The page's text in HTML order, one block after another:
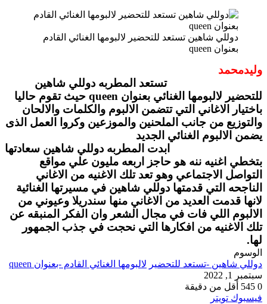
دوللي شاهين تستعد للتحضير لالبومها الغنائي القادم
بعنوان queen
وليدمحمد
تستعد المطربه دوللي شاهين
للتحضير لالبومها الغنائي بعنوان queen حيث تقوم حاليا
باختيار الاغاني التي تتضمن الالبوم والكلمات والالحان
والتوزيع من جانب الملحنين والموزعين وكروا العمل الذى
يضمن الالبوم الغنائي الجديد
ابدت المطربه دوللي شاهين سعادتها
بتخطي اغنيه ننه هو حاجز اربعه مليون علي مواقع
التواصل الاجتماعي وهو تعد تلك الاغنيه من الاغاني
الناجحه التي قدمتها دوللي شاهين في مسيرتها الغنائية
لانها قدمت العديد من الاغاني منها سندريلا وعيوني من
الالبوم اللي فات في مجال الشعر وان الفكر المنبقه عن
تلك الاغنيه من افكارها التي نحجت في جذب الجمهور
لها.
الوسوم
دوللي شاهين -تستعد للتحضير لالبومها الغنائي القادم -بعنوان queen
سبتمبر 1, 2022
0
أقل من دقيقة
فيسبوك تويتر